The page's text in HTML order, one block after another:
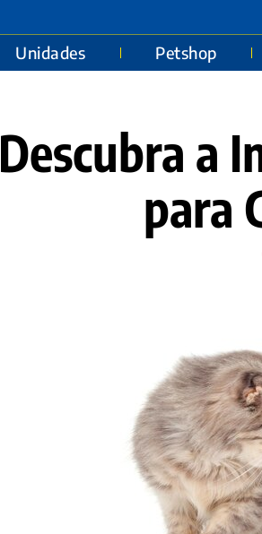
Unidades Petshop
Descubra a
para